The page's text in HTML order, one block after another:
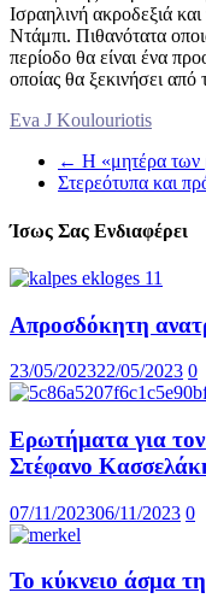
Ισραηλινή ακροδεξιά και
Ντάμπι. Πιθανότατα
περίοδο θα είναι ένα
οποίας θα ξεκινήσει
Eva J Koulouriotis
← Η «μητέρα των
Στερεότυπα και
Ίσως Σας Ενδιαφέρει
Απροσδόκητη
23/05/202322/05/2023 0
Ερωτήματα για
Στέφανο
07/11/202306/11/2023 0
Το κύκνειο άσμα